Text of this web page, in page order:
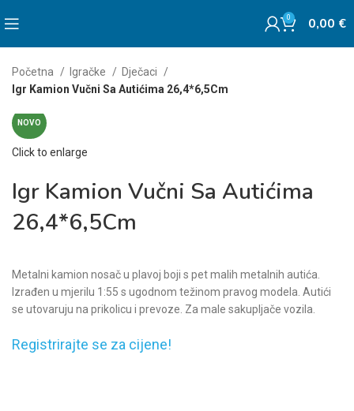
0 0,00 €
Početna Igračke
Dječaci
Igr Kamion Vučni Sa Autićima 26,4*6,5Cm
NOVO
Click to enlarge
Igr Kamion Vučni Sa Autićima
26,4*6,5Cm
Metalni kamion nosač u plavoj boji s pet malih metalnih autića.
Izrađen u mjerilu 1:55 s ugodnom težinom pravog modela. Autići
se utovaruju na prikolicu i prevoze. Za male sakupljače vozila.
Registrirajte se za cijene!